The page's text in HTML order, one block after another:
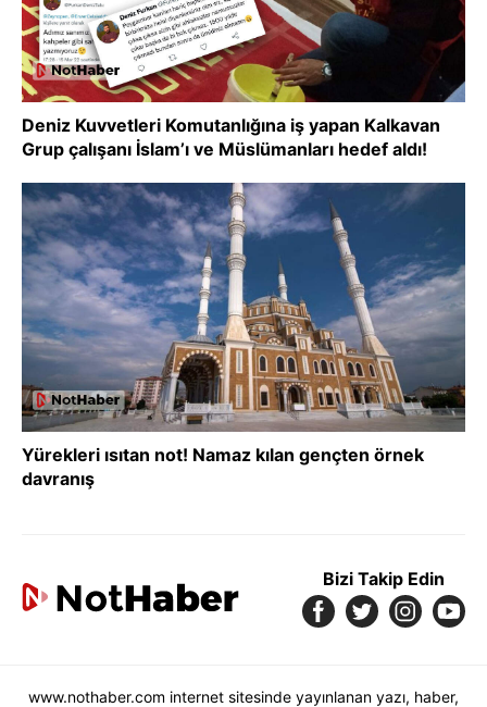
Deniz Kuvvetleri Komutanlığına iş yapan Kalkavan
Grup çalışanı İslam’ı ve Müslümanları hedef aldı!
Yürekleri ısıtan not! Namaz kılan gençten örnek
davranış
Bizi Takip Edin
www.nothaber.com internet sitesinde yayınlanan yazı, haber,